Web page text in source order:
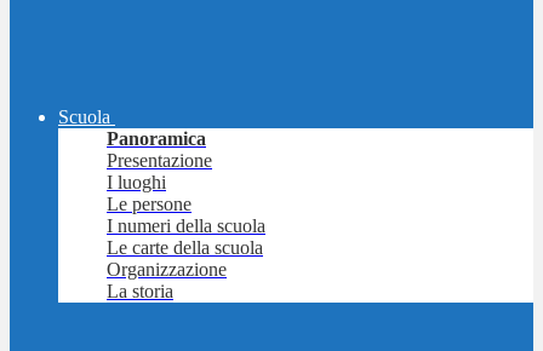
Scuola
Panoramica
Presentazione
I luoghi
Le persone
I numeri della scuola
Le carte della scuola
Organizzazione
La storia